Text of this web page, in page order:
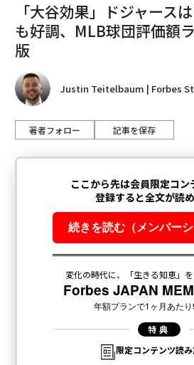
「大谷効果」ドジャース
も好調、MLB球団評価額
版
Justin Teitelbaum | Forbes
著者フォロー 記事を保存